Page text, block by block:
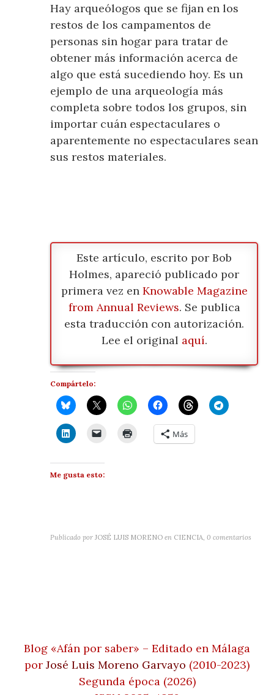
Hay arqueólogos que se fijan en los
restos de los campamentos de
personas sin hogar para tratar de
obtener más información acerca de
algo que está sucediendo hoy. Es un
ejemplo de una arqueología más
completa sobre todos los grupos, sin
importar cuán espectaculares o
aparentemente no espectaculares sean
sus restos materiales.
Este artículo, escrito por Bob
Holmes, apareció publicado por
primera vez en Knowable Magazine
from Annual Reviews. Se publica
esta traducción con autorización.
Lee el original aquí.
Compártelo:
Más
Me gusta esto:
Publicado por JOSÉ LUIS MORENO en CIENCIA,0 comentarios
Blog «Afán por saber» – Editado en Málaga
por José Luis Moreno Garvayo (2010-2023)
Segunda época (2026)